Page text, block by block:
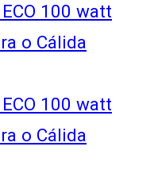
100 watt
o Cálida
100 watt
o Cálida